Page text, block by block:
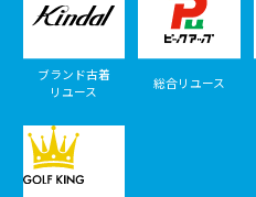
ブランド古着
リユース
総合リユース